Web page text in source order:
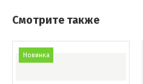
Смотрите также
Новинка